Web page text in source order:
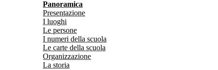
Panoramica
Presentazione
I luoghi
Le persone
I numeri della scuola
Le carte della scuola
Organizzazione
La storia